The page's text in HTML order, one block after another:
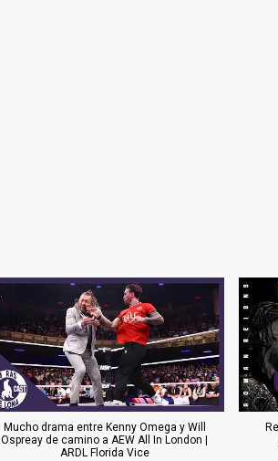
Mucho drama entre Kenny Omega y Will
Ospreay de camino a AEW All In London |
ARDL Florida Vice